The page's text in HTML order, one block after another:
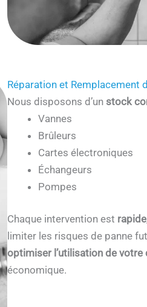
Réparation et Remplacement
Nous disposons d’un stock
Vannes
Brûleurs
Cartes électroniques
Échangeurs
Pompes
Chaque intervention est
limiter les risques de panne
optimiser l’utilisation de votre
économique.